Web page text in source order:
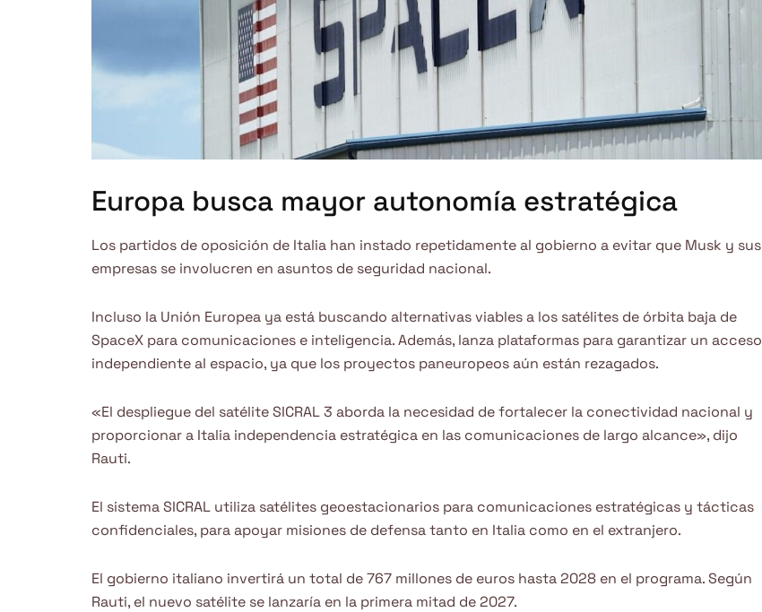
Europa busca mayor autonomía estratégica
Los partidos de oposición de Italia han instado repetidamente al gobierno a evitar que Musk y sus
empresas se involucren en asuntos de seguridad nacional.
Incluso la Unión Europea ya está buscando alternativas viables a los satélites de órbita baja de
SpaceX para comunicaciones e inteligencia. Además, lanza plataformas para garantizar un acceso
independiente al espacio, ya que los proyectos paneuropeos aún están rezagados.
«El despliegue del satélite SICRAL 3 aborda la necesidad de fortalecer la conectividad nacional y
proporcionar a Italia independencia estratégica en las comunicaciones de largo alcance», dijo
Rauti.
El sistema SICRAL utiliza satélites geoestacionarios para comunicaciones estratégicas y tácticas
confidenciales, para apoyar misiones de defensa tanto en Italia como en el extranjero.
El gobierno italiano invertirá un total de 767 millones de euros hasta 2028 en el programa. Según
Rauti, el nuevo satélite se lanzaría en la primera mitad de 2027.